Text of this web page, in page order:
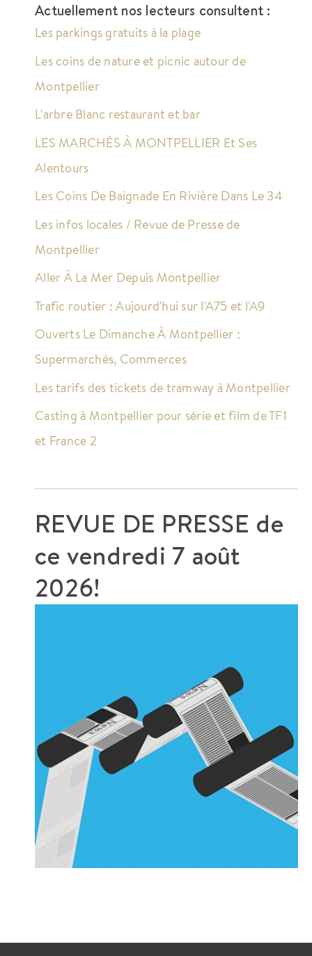
Actuellement nos lecteurs consultent :
Les parkings gratuits à la plage
Les coins de nature et picnic autour de
Montpellier
L'arbre Blanc restaurant et bar
LES MARCHÉS À MONTPELLIER Et Ses
Alentours
Les Coins De Baignade En Rivière Dans Le 34
Les infos locales / Revue de Presse de
Montpellier
Aller À La Mer Depuis Montpellier
Trafic routier : Aujourd'hui sur l'A75 et l'A9
Ouverts Le Dimanche À Montpellier :
Supermarchés, Commerces
Les tarifs des tickets de tramway à Montpellier
Casting à Montpellier pour série et film de TF1
et France 2
REVUE DE PRESSE de
ce vendredi 7 août
2026!